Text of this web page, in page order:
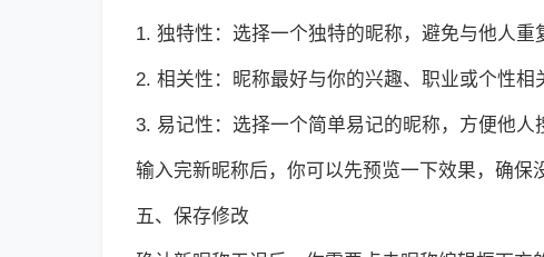
1. 独特性：选择一个独特的昵称，避免与他人重
2. 相关性：昵称最好与你的兴趣、职业或个性相
3. 易记性：选择一个简单易记的昵称，方便他人
输入完新昵称后，你可以先预览一下效果，确保
五、保存修改